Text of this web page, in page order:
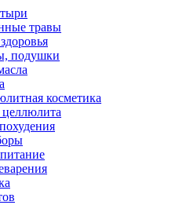
травы
подушки
косметика